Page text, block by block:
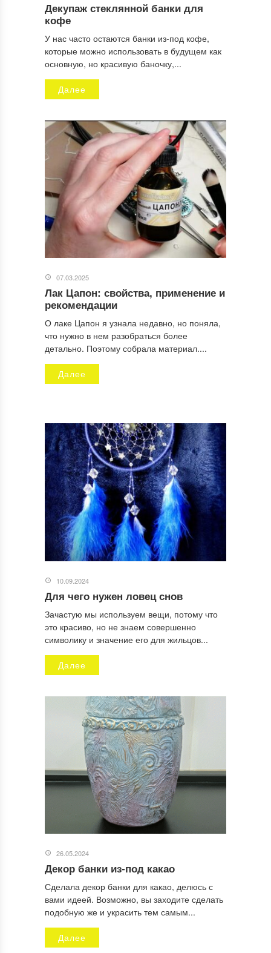
Отправляя заявку, Вы разрешаете сбор и обработку
персональных данных.Политика конфиденциальности
Декупаж стеклянной банки для
кофе
У нас часто остаются банки из-под кофе,
которые можно использовать в будущем как
основную, но красивую баночку,...
Далее
07.03.2025
Лак Цапон: свойства, применение и
рекомендации
О лаке Цапон я узнала недавно, но поняла,
что нужно в нем разобраться более
детально. Поэтому собрала материал....
Далее
10.09.2024
Для чего нужен ловец снов
Зачастую мы используем вещи, потому что
это красиво, но не знаем совершенно
символику и значение его для жильцов...
Далее
26.05.2024
Декор банки из-под какао
Сделала декор банки для какао, делюсь с
вами идеей. Возможно, вы заходите сделать
подобную же и украсить тем самым...
Далее